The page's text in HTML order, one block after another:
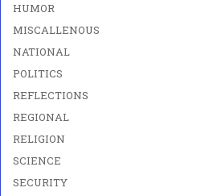
HUMOR
MISCALLENOUS
NATIONAL
POLITICS
REFLECTIONS
REGIONAL
RELIGION
SCIENCE
SECURITY